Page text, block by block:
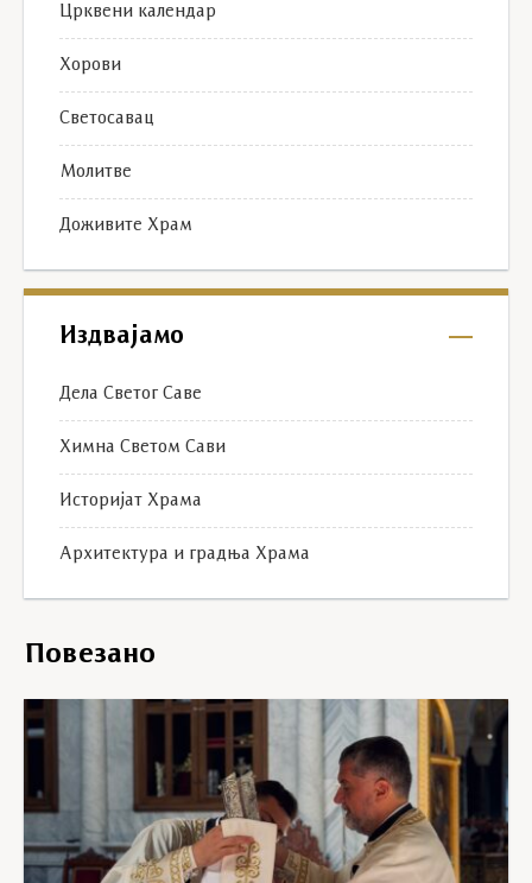
Црквени календар
Хорови
Светосавац
Молитве
Доживите Храм
Издвајамо
Дела Светог Саве
Химна Светом Сави
Историјат Храма
Архитектура и градња Храма
Повезано